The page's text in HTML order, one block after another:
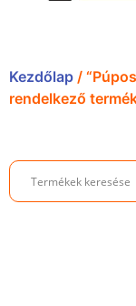
Kezdőlap /
rendelkező